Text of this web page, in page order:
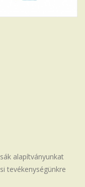
alapítványunkat
tevékenységünkre